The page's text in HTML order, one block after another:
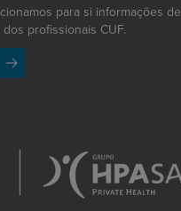
para si informações de
profissionais CUF.